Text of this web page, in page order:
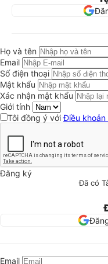
Họ và tên
Email
Số điện thoại
Mật khẩu
Xác nhận mật khẩu
Giới tính
Tôi đồng ý vớiĐiều khoản
Đăng ký
Đã có
Email